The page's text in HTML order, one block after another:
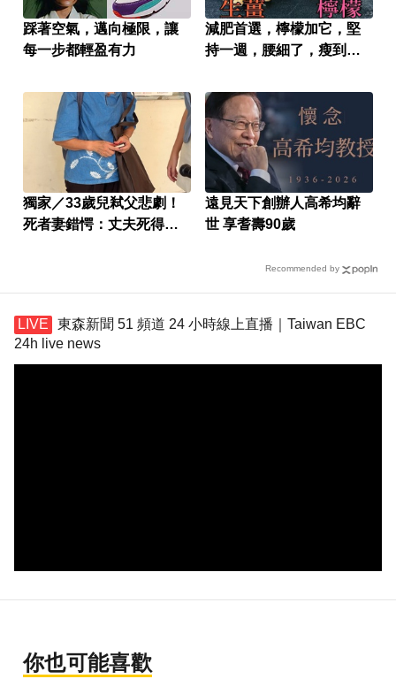
踩著空氣，邁向極限，讓
每一步都輕盈有力
減肥首選，檸檬加它，堅
持一週，腰細了，瘦到你
獨家／33歲兒弒父悲劇！
死者妻錯愕：丈夫死得太
遠見天下創辦人高希均辭
世 享耆壽90歲
Recommended by
東森新聞 51 頻道 24 小時線上直播｜Taiwan EBC
24h live news
你也可能喜歡